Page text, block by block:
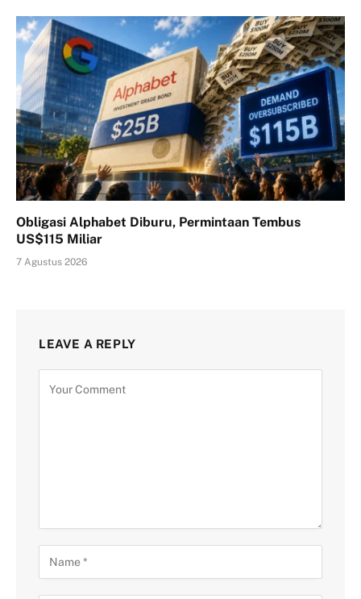
Obligasi Alphabet Diburu, Permintaan Tembus
US$115 Miliar
7 Agustus 2026
LEAVE A REPLY